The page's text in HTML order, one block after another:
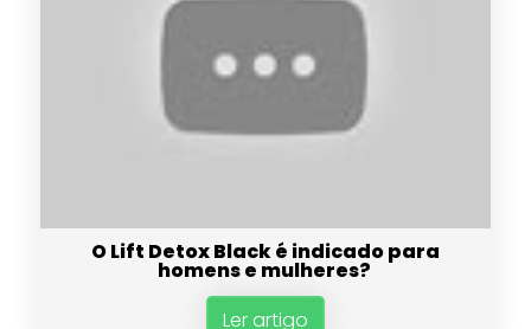
O Lift Detox Black é indicado para
homens e mulheres?
Ler artigo